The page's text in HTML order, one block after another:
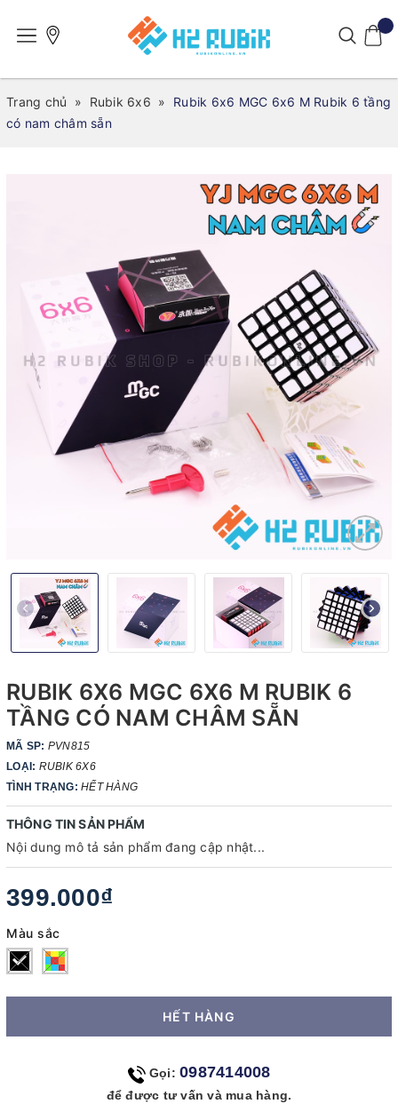
Trang chủ » Rubik 6x6 »
Rubik 6x6 MGC 6x6 M Rubik 6 tầng
có nam châm sẵn
RUBIK 6X6 MGC 6X6 M RUBIK 6
TẦNG CÓ NAM CHÂM SẴN
MÃ SP: PVN815
LOẠI: RUBIK 6X6
TÌNH TRẠNG: HẾT HÀNG
THÔNG TIN SẢN PHẨM
Nội dung mô tả sản phẩm đang cập nhật...
399.000₫
Màu sắc
HẾT HÀNG
Gọi: 0987414008
để được tư vấn và mua hàng.